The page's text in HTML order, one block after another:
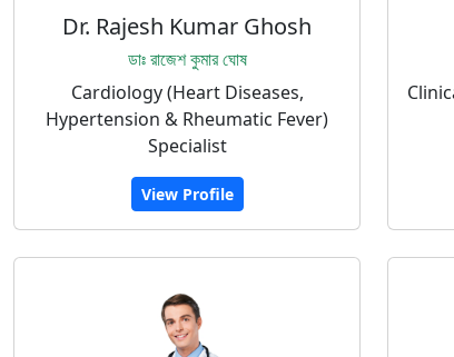
Dr. Rajesh Kumar Ghosh
ডাঃ রাজেশ কুমার ঘোষ
Cardiology (Heart Diseases,
Hypertension & Rheumatic Fever)
Specialist
View Profile